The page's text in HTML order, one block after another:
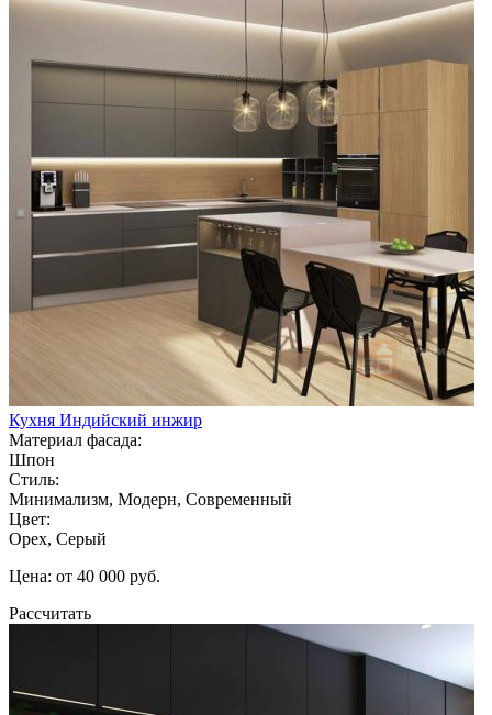
Кухня Индийский инжир
Материал фасада:
Шпон
Стиль:
Минимализм, Модерн, Современный
Цвет:
Орех, Серый
Цена: от 40 000 руб.
Рассчитать